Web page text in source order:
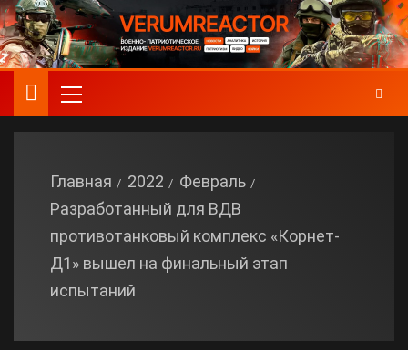
Главная 2022
Февраль
Разработанный для ВДВ
противотанковый комплекс «Корнет-
Д1» вышел на финальный этап
испытаний